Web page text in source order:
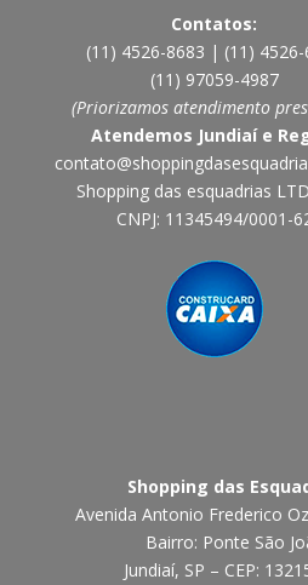
Contatos:
(11) 4526-8683 | (11) 4526-
(11) 97059-4987
(Priorizamos atendimento
Atendemos Jundiaí e
Shopping das esquadrias
CNPJ: 11345494/0001-
Shopping das
Avenida Antonio Frederico
Bairro: Ponte São
Jundiaí, SP – CEP: